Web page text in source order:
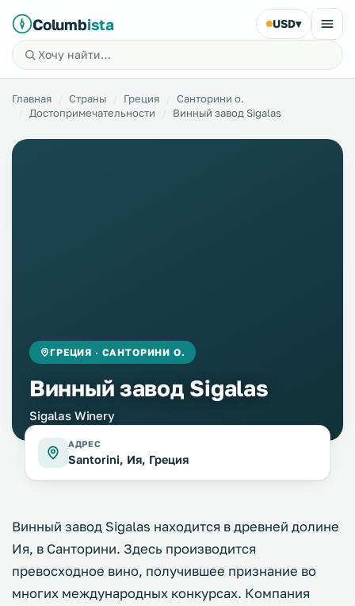
Columbista USD▾
Главная Страны Греция
Санторини о.
Достопримечательности
Винный завод Sigalas
ГРЕЦИЯ · САНТОРИНИ О.
Винный завод Sigalas
Sigalas Winery
АДРЕС
Santorini, Ия, Греция
Винный завод Sigalas находится в древней долине
Ия, в Санторини. Здесь производится
превосходное вино, получившее признание во
многих международных конкурсах. Компания